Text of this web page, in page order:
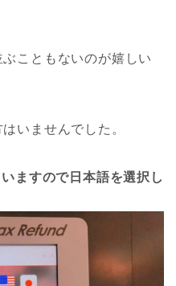
こともないのが嬉しい
いませんでした。
ますので日本語を選択し